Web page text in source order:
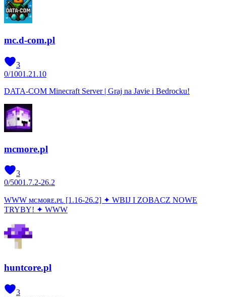
mc.d-com.pl
3
0/1001.21.10
DATA-COM Minecraft Server | Graj na Javie i Bedrocku!
mcmore.pl
3
0/5001.7.2-26.2
WWW ᴍᴄᴍᴏʀᴇ.ᴘʟ [1.16-26.2] ✦ WBIJ I ZOBACZ NOWE
TRYBY! ✦ WWW
huntcore.pl
3